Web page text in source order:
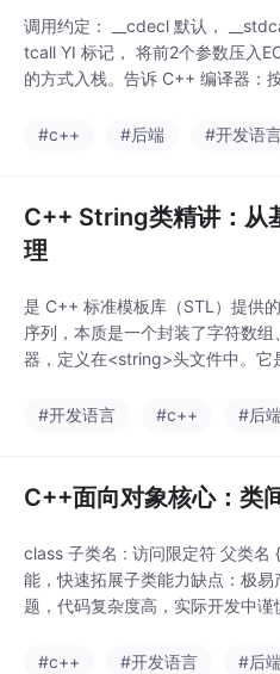
调用约定： __cdecl 默认，
tcall YI 标记， 将前2个参数压入
的方式入栈。告诉 C++ 编译器：
门最常考、最易错、最核心的知
#c++ #后端 #开发语
C++ String类精讲：从
理
是 C++ 标准模板库（STL）提供
序列，本质是一个封装了字符数
器，定义在<string>头文件中。它
作繁琐、容易越界、无法直接赋
#开发语言 #c++ #后
C++面向对象核心：类
class 子类名 : 访问限定符 父类名
能，快速拓展子类能力缺点：极
题，代码复杂度高，实际开发中
组合继承构造析构顺序：先父后
#c++ #开发语言 #后